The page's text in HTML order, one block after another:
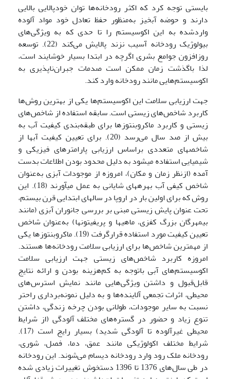
بایستی توجه کرد که اکثر رودخانه‌ها توان خودپالایی بالایی
دارند و حوضه آبخیز به‌منظور حفظ تعادل خود مواد آلوده
واردشده به این اکوسیستم را تا حدی که به ویژگی‌های
بیولوژیک رودخانه آسیب نزند پالایش می‌کند (22). توسعه
روزافزون جوامع بشری اگرچه در ابتدا بسیار خوشایند است،
لذا باگذشت زمان ممکن است صدمات جبران‌ناپذیری به
اکوسیستم‌هایی مانند رودخانه وارد کند.
جهت ارزیابی سلامت این اکوسیستم‌ها یکی از بهترین روش‌ها
کاربرد شاخص‌های زیستی است. سابقه استفاده از شاخص‌های
زیستی و کاربرد ماکروبنتوزها برای طبقه‌بندی کیفیت آب به
بیش از صد سال می‌رسد (20). برای تعیین کیفیت آب­ها از
شاخص­های متعددی براساس ارزیابی پارامترهای فیزیکی و
شیمیایی استفاده می­شود به دلیل محدود بودن اطلاعات بدست
آمده (ازنظر زمان و مکان)، امروزه از موجودات آبزی به‌عنوان
شاخص کیفی آب بهره­های شایانی به عمل می­آورند (18). این
روش که برای اولین بار در اروپا در سال­های ابتدایی قرن بیستم،
تحت عنوان پایش زیستی مبنی بر بررسی جانوران آبزی (مانند
بی­مهرگان بزرگ کفزی، ماهی­ها و پریفیتون­ها) به‌عنوان شاخص
تعیین کیفیت مورد استفاده قرارگرفت (19). ماکروبنتوزها یکی
از مهمترین شاخصها برای ارزیابی سلامت رودخانه‌ها هستند.
امروزه کاربرد شاخص‌های زیستی جهت ارزیابی سلامت
اکوسیستم‌های آبی باتوجه به کم‌هزینه بودن و ارائه نتایج
قابل‌قبول و داشتن ویژگی‌هایی مانند نمایش استرس‌های
محیطی، اثرات تجمعی آلاینده‌ها و به دلیل نمونه‌برداری راحتر
نسبت به سایر موجودات، طولانی بودن چرخه زندگی، داشتن
تنوع زیاد و حضور در گستره‌های مختلف آلودگی (از شرایط
محیطی غیرآلوده تا آلودگی شدید) بسیار رایج است (17).
شرایط مختلف اکولوژیکی مانند عمق، دما، فصل، شوری،
رودخانه ملک رود وارد رودخانه دیسام می‌شوند. این رودخانه
در طی سال‌های 1376 تا 1396 دستخوش تغییرات زیادی شده